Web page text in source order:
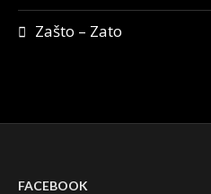
Zašto – Zato
FACEBOOK